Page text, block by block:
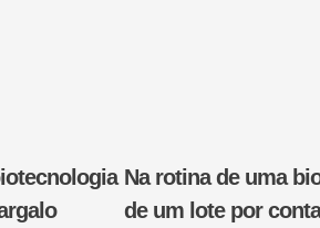
Na rotina de uma
de um lote por